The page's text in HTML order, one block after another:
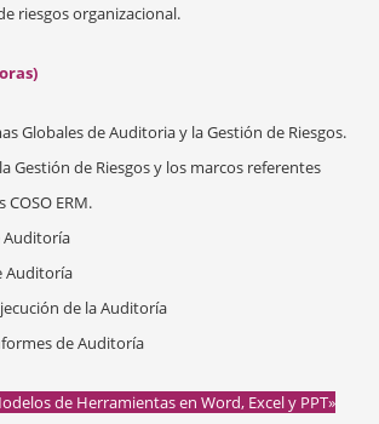
riesgos organizacional.
Globales de Auditoria y la Gestión de Riesgos.
Gestión de Riesgos y los marcos referentes
COSO ERM.
Auditoría
Auditoría
de la Auditoría
de Auditoría
de Herramientas en Word, Excel y PPT»